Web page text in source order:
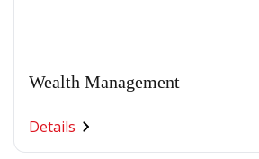
Wealth Management
Details
All the Convenience